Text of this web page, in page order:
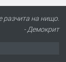
разчита на нищо.
- Демокрит